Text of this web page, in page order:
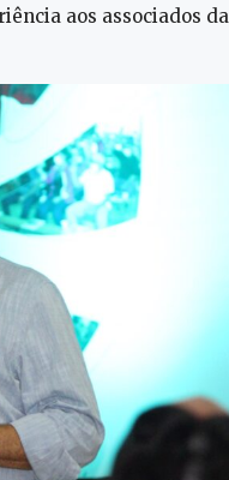
aos associados